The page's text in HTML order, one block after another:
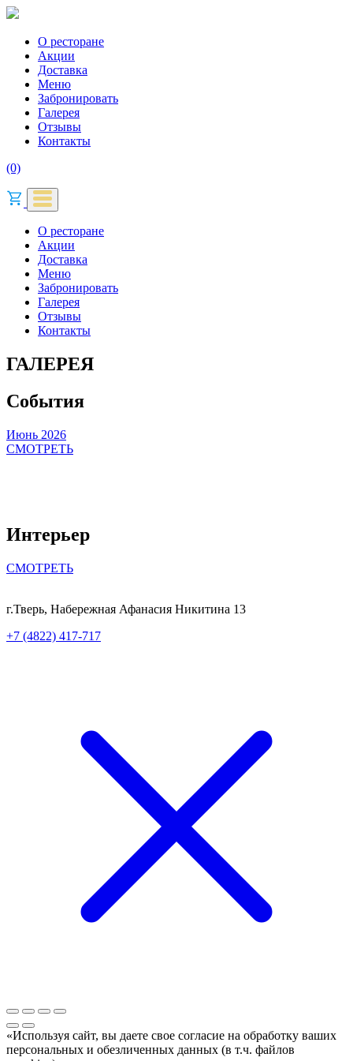
О ресторане
Акции
Доставка
Меню
Забронировать
Галерея
Отзывы
Контакты
(0)
О ресторане
Акции
Доставка
Меню
Забронировать
Галерея
Отзывы
Контакты
ГАЛЕРЕЯ
События
Июнь 2026
СМОТРЕТЬ
Интерьер
СМОТРЕТЬ
г.Тверь, Набережная Афанасия Никитина 13
+7 (4822) 417-717
«Используя сайт, вы даете свое согласие на обработку ваших
персональных и обезличенных данных (в т.ч. файлов